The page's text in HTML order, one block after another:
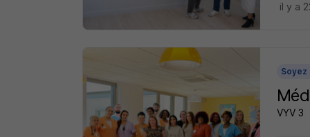
il y a
Soyez
VYV 3